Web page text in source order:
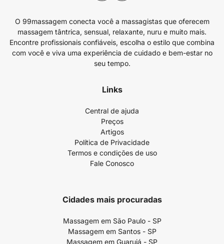
O 99massagem conecta você a massagistas que oferecem
massagem tântrica, sensual, relaxante, nuru e muito mais.
Encontre profissionais confiáveis, escolha o estilo que combina
com você e viva uma experiência de cuidado e bem-estar no
seu tempo.
Links
Central de ajuda
Preços
Artigos
Política de Privacidade
Termos e condições de uso
Fale Conosco
Cidades mais procuradas
Massagem em São Paulo - SP
Massagem em Santos - SP
Massagem em Guarujá - SP